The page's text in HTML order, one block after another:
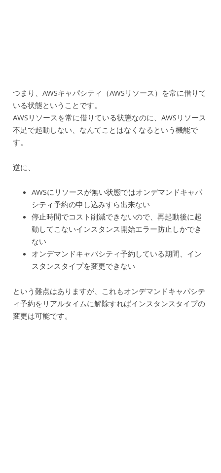
つまり、AWSキャパシティ（AWSリソース）を常に借りて
いる状態ということです。
AWSリソースを常に借りている状態なのに、AWSリソース
不足で起動しない、なんてことはなくなるという機能で
す。
逆に、
AWSにリソースが無い状態ではオンデマンドキャパ
シティ予約の申し込みすら出来ない
停止時間でコスト削減できないので、再起動後に起
動してこないインスタンス開始エラー防止しかでき
ない
オンデマンドキャパシティ予約している期間、イン
スタンスタイプを変更できない
という難点はありますが、これもオンデマンドキャパシテ
ィ予約をリアルタイムに解除すればインスタンスタイプの
変更は可能です。